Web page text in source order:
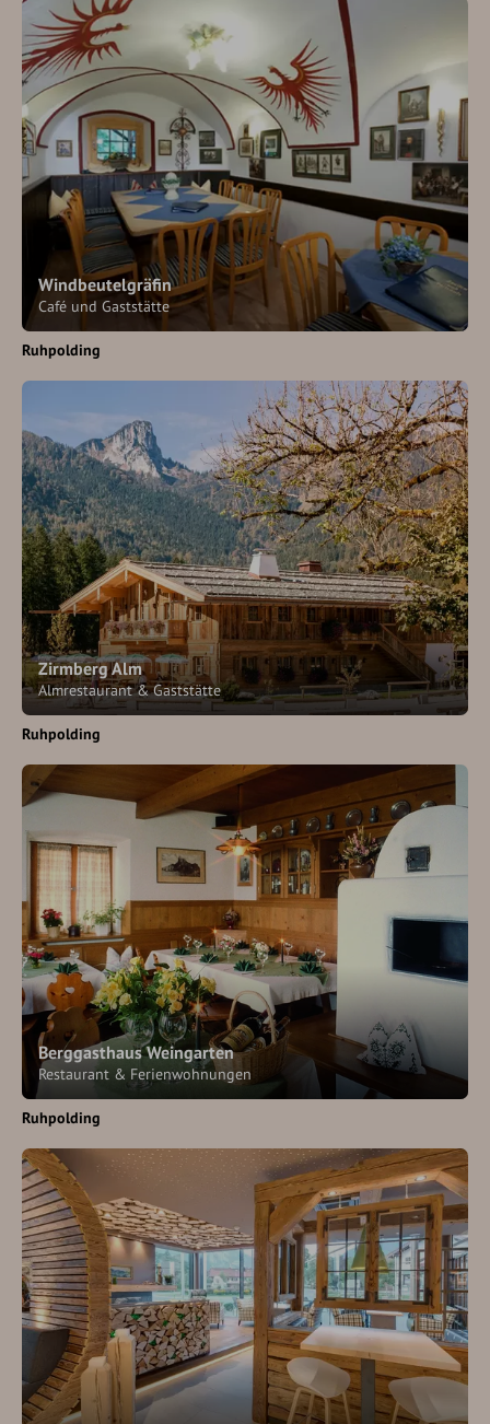
Windbeutelgräfin
Café und Gaststätte
Ruhpolding
Zirmberg Alm
Almrestaurant & Gaststätte
Ruhpolding
Berggasthaus Weingarten
Restaurant & Ferienwohnungen
Ruhpolding